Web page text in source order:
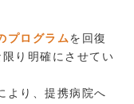
プログラムを回復
り明確にさせてい
より、提携病院へ